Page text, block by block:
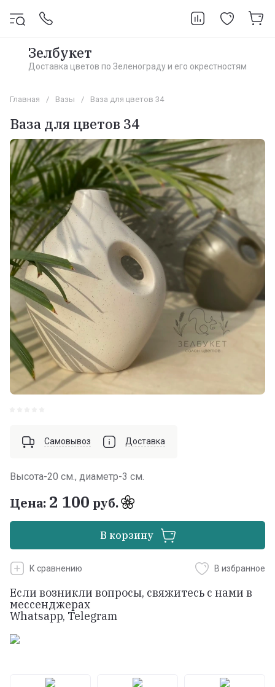
Зелбукет
Доставка цветов по Зеленограду и его окрестностям
Главная / Вазы / Ваза для цветов 34
Ваза для цветов 34
Самовывоз Доставка
Высота-20 см., диаметр-3 см.
Цена: 2 100 руб.
В корзину
К сравнению В избранное
Если возникли вопросы, свяжитесь с нами в
мессенджерах
Whatsapp, Telegram